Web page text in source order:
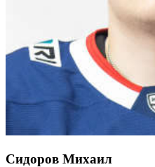
Сидоров Михаил